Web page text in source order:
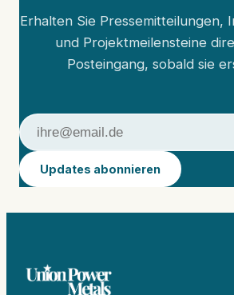
Erhalten Sie Pressemitteilungen,
und Projektmeilensteine
Posteingang, sobald sie
Updates abonnieren